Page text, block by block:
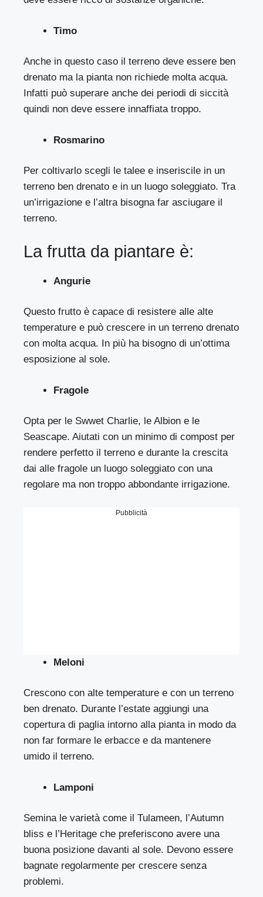
Timo
Anche in questo caso il terreno deve essere ben
drenato ma la pianta non richiede molta acqua.
Infatti può superare anche dei periodi di siccità
quindi non deve essere innaffiata troppo.
Rosmarino
Per coltivarlo scegli le talee e inseriscile in un
terreno ben drenato e in un luogo soleggiato. Tra
un’irrigazione e l’altra bisogna far asciugare il
terreno.
La frutta da piantare è:
Angurie
Questo frutto è capace di resistere alle alte
temperature e può crescere in un terreno drenato
con molta acqua. In più ha bisogno di un’ottima
esposizione al sole.
Fragole
Opta per le Swwet Charlie, le Albion e le
Seascape. Aiutati con un minimo di compost per
rendere perfetto il terreno e durante la crescita
dai alle fragole un luogo soleggiato con una
regolare ma non troppo abbondante irrigazione.
Pubblicità
Meloni
Crescono con alte temperature e con un terreno
ben drenato. Durante l’estate aggiungi una
copertura di paglia intorno alla pianta in modo da
non far formare le erbacce e da mantenere
umido il terreno.
Lamponi
Semina le varietà come il Tulameen, l’Autumn
bliss e l’Heritage che preferiscono avere una
buona posizione davanti al sole. Devono essere
bagnate regolarmente per crescere senza
problemi.